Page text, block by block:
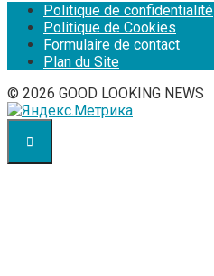
Politique de confidentialité
Politique de Cookies
Formulaire de contact
Plan du Site
© 2026 GOOD LOOKING NEWS